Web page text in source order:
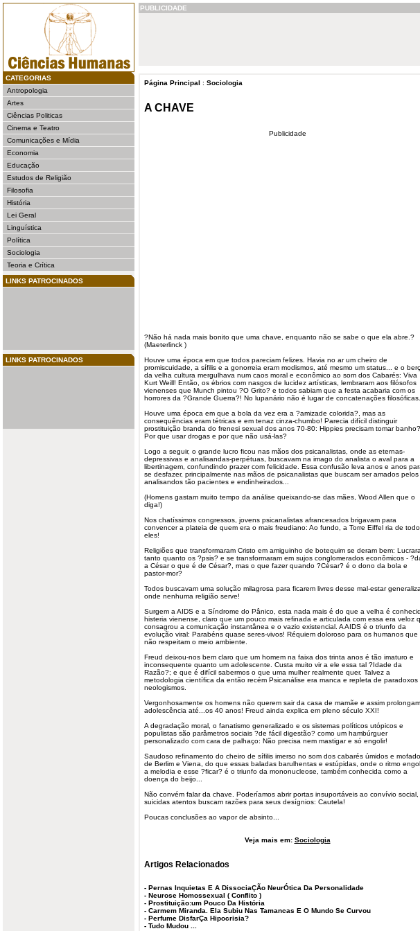
CATEGORIAS
Antropologia
Artes
Ciências Politicas
Cinema e Teatro
Comunicações e Mídia
Economia
Educação
Estudos de Religião
Filosofia
História
Lei Geral
Linguística
Política
Sociologia
Teoria e Crítica
LINKS PATROCINADOS
LINKS PATROCINADOS
PUBLICIDADE
Página Principal : Sociologia
A CHAVE
Publicidade
?Não há nada mais bonito que uma chave , enquanto não se sabe o que ela abre.?
(Maeterlinck )
Houve uma época em que todos pareciam felizes. Havia no ar um cheiro de
promiscuidade, a sífilis e a gonorreia eram modismos, até mesmo um status... e o
da velha cultura mergulhava num caos moral e econômico ao som dos Cabarés: Viva
Kurt Weill! Então, os ébrios com nasgos de lucidez artísticas, lembraram aos filósofos
vienenses que Munch pintou ?O Grito? e todos sabiam que a festa acabaria com os
horrores da ?Grande Guerra?! No lupanário não é lugar de concatenações filosóficas.
Houve uma época em que a bola da vez era a ?amizade colorida?, mas as
consequências eram tétricas e em tenaz cinza-chumbo! Parecia difícil distinguir
prostituição branda do frenesi sexual dos anos 70-80: Hippies precisam tomar banho?
Por que usar drogas e por que não usá-las?
Logo a seguir, o grande lucro ficou nas mãos dos psicanalistas , onde as eternas-
depressivas e analisandas-perpétuas, buscavam na imago do analista o aval para a
libertinagem, confundindo prazer com felicidade. Essa confusão leva anos e anos
se desfazer, principalmente nas mãos de psicanalistas que buscam ser amados pelos
analisandos tão pacientes e endinheirados...
(Homens gastam muito tempo da análise queixando-se das mães, Wood Allen que o
diga!)
Nos chatíssimos congressos, jovens psicanalistas afrancesados brigavam para
convencer a plateia de quem era o mais freudiano: Ao fundo, a Torre Eiffel ria de
eles!
Religiões que transformaram Cristo em amiguinho de botequim se deram bem:
tanto quanto os ?psis? e se transformaram em sujos conglomerados econômicos -
a César o que é de César?, mas o que fazer quando ?César? é o dono da bola e
pastor-mor?
Todos buscavam uma solução milagrosa para ficarem livres desse mal-estar
onde nenhuma religião serve!
Surgem a AIDS e a Síndrome do Pânico, esta nada mais é do que a velha é
histeria vienense, claro que um pouco mais refinada e articulada com essa era veloz
consagrou a comunicação instantânea e o vazio existencial. A AIDS é o triunfo da
evolução viral: Parabéns quase seres-vivos! Réquiem doloroso para os humanos que
não respeitam o meio ambiente.
Freud deixou-nos bem claro que um homem na faixa dos trinta anos é tão imaturo e
inconsequente quanto um adolescente. Custa muito vir a ele essa tal ?Idade da
Razão?; e que é difícil sabermos o que uma mulher realmente quer. Talvez a
metodologia científica da então recém Psicanálise era manca e repleta de paradoxos
neologismos.
Vergonhosamente os homens não querem sair da casa de mamãe e assim
adolescência até...os 40 anos! Freud ainda explica em pleno século XXI!
A degradação moral, o fanatismo generalizado e os sistemas políticos utópicos e
populistas são parâmetros sociais ?de fácil digestão? como um hambúrguer
personalizado com cara de palhaço: Não precisa nem mastigar e só engolir!
Saudoso refinamento do cheiro de sífilis imerso no som dos cabarés úmidos e
de Berlim e Viena, do que essas baladas barulhentas e estúpidas, onde o ritmo
a melodia e esse ?ficar? é o triunfo da mononucleose, também conhecida como a
doença do beijo...
Não convém falar da chave. Poderíamos abrir portas insuportáveis ao convívio social,
suicidas atentos buscam razões para seus desígnios: Cautela!
Poucas conclusões ao vapor de absinto...
Veja mais em: Sociologia
Artigos Relacionados
- Pernas Inquietas E A DissociaÇÃo NeurÓtica Da Personalidade
- Neurose Homossexual ( Conflito )
- Prostituição:um Pouco Da História
- Carmem Miranda. Ela Subiu Nas Tamancas E O Mundo Se Curvou
- Perfume DisfarÇa Hipocrisia?
- Tudo Mudou ...